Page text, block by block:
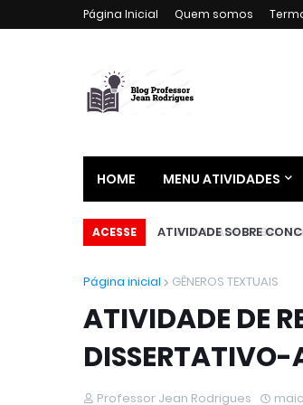
Página Inicial Quem somos
HOME MENU ATIVIDADES
ACESSE ATIVIDADE SOBRE
Página inicial GÊNEROS TEXTUAIS
ATIVIDADE DE
Professor Jean Rodrigues